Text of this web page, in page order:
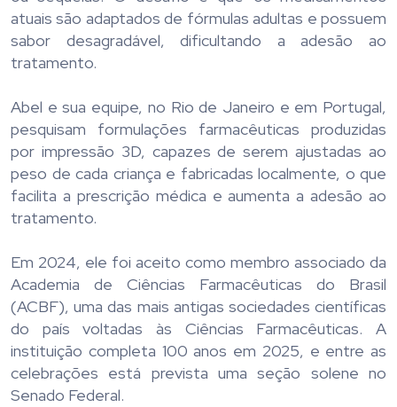
atuais são adaptados de fórmulas adultas e possuem
sabor desagradável, dificultando a adesão ao
tratamento.
Abel e sua equipe, no Rio de Janeiro e em Portugal,
pesquisam formulações farmacêuticas produzidas
por impressão 3D, capazes de serem ajustadas ao
peso de cada criança e fabricadas localmente, o que
facilita a prescrição médica e aumenta a adesão ao
tratamento.
Em 2024, ele foi aceito como membro associado da
Academia de Ciências Farmacêuticas do Brasil
(ACBF), uma das mais antigas sociedades científicas
do país voltadas às Ciências Farmacêuticas. A
instituição completa 100 anos em 2025, e entre as
celebrações está prevista uma seção solene no
Senado Federal.